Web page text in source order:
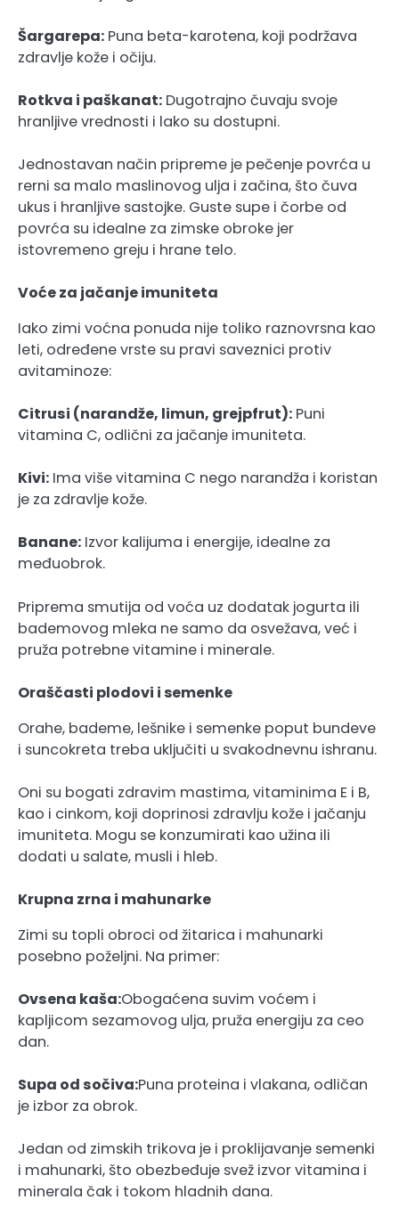
Šargarepa: Puna beta-karotena, koji podržava
zdravlje kože i očiju.
Rotkva i paškanat: Dugotrajno čuvaju svoje
hranljive vrednosti i lako su dostupni.
Jednostavan način pripreme je pečenje povrća u
rerni sa malo maslinovog ulja i začina, što čuva
ukus i hranljive sastojke. Guste supe i čorbe od
povrća su idealne za zimske obroke jer
istovremeno greju i hrane telo.
Voće za jačanje imuniteta
Iako zimi voćna ponuda nije toliko raznovrsna kao
leti, određene vrste su pravi saveznici protiv
avitaminoze:
Citrusi (narandže, limun, grejpfrut): Puni
vitamina C, odlični za jačanje imuniteta.
Kivi: Ima više vitamina C nego narandža i koristan
je za zdravlje kože.
Banane: Izvor kalijuma i energije, idealne za
međuobrok.
Priprema smutija od voća uz dodatak jogurta ili
bademovog mleka ne samo da osvežava, već i
pruža potrebne vitamine i minerale.
Oraščasti plodovi i semenke
Orahe, bademe, lešnike i semenke poput bundeve
i suncokreta treba uključiti u svakodnevnu ishranu.
Oni su bogati zdravim mastima, vitaminima E i B,
kao i cinkom, koji doprinosi zdravlju kože i jačanju
imuniteta. Mogu se konzumirati kao užina ili
dodati u salate, musli i hleb.
Krupna zrna i mahunarke
Zimi su topli obroci od žitarica i mahunarki
posebno poželjni. Na primer:
Ovsena kaša:Obogaćena suvim voćem i
kapljicom sezamovog ulja, pruža energiju za ceo
dan.
Supa od sočiva:Puna proteina i vlakana, odličan
je izbor za obrok.
Jedan od zimskih trikova je i proklijavanje semenki
i mahunarki, što obezbeđuje svež izvor vitamina i
minerala čak i tokom hladnih dana.